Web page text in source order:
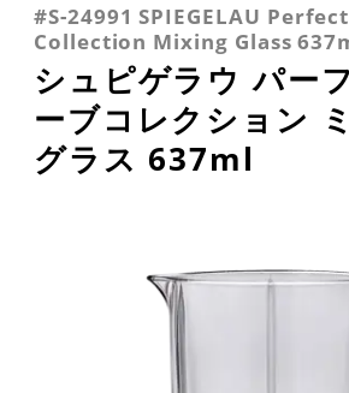
#S-24991 SPIEGELAU
Collection Mixing Glass
シュピゲラウ パー
ーブコレクション
グラス 637ml